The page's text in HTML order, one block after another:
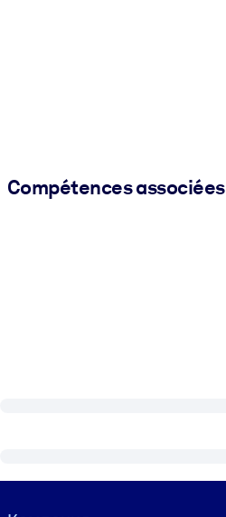
Compétences associées